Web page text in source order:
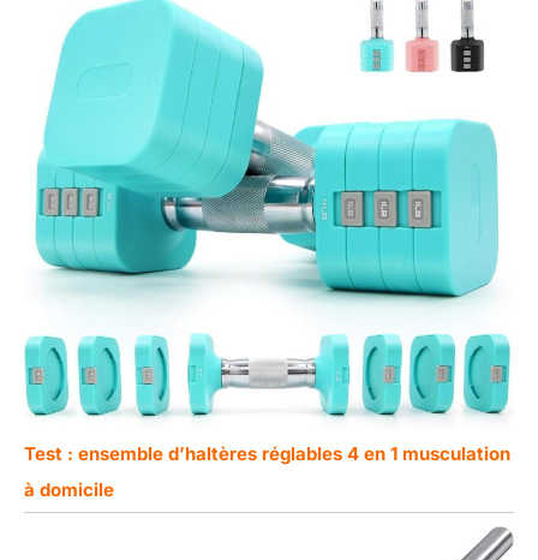
Test : ensemble d’haltères réglables 4 en 1 musculation
à domicile